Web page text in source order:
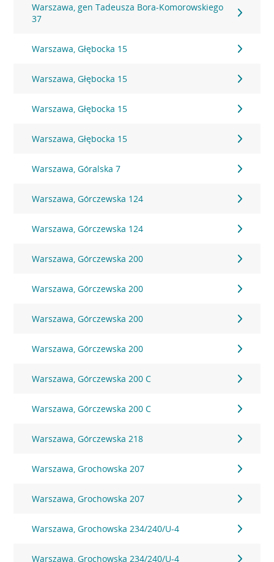
Warszawa, gen Tadeusza Bora-Komorowskiego
37
Warszawa, Głębocka 15
Warszawa, Głębocka 15
Warszawa, Głębocka 15
Warszawa, Głębocka 15
Warszawa, Góralska 7
Warszawa, Górczewska 124
Warszawa, Górczewska 124
Warszawa, Górczewska 200
Warszawa, Górczewska 200
Warszawa, Górczewska 200
Warszawa, Górczewska 200
Warszawa, Górczewska 200 C
Warszawa, Górczewska 200 C
Warszawa, Górczewska 218
Warszawa, Grochowska 207
Warszawa, Grochowska 207
Warszawa, Grochowska 234/240/U-4
Warszawa, Grochowska 234/240/U-4